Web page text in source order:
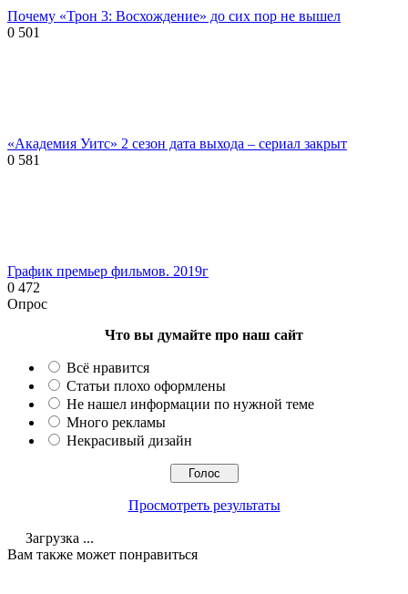
Почему «Трон 3: Восхождение» до сих пор не вышел
0 501
«Академия Уитс» 2 сезон дата выхода – сериал закрыт
0 581
График премьер фильмов. 2019г
0 472
Опрос
Что вы думайте про наш сайт
Всё нравится
Статьи плохо оформлены
Не нашел информации по нужной теме
Много рекламы
Некрасивый дизайн
Просмотреть результаты
Загрузка ...
Вам также может понравиться